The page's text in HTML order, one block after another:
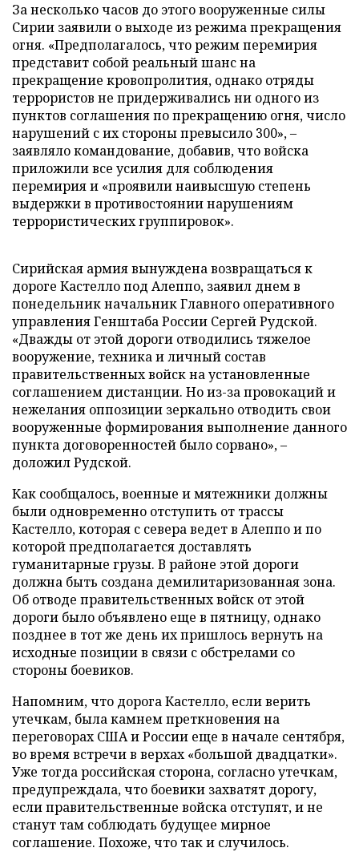
За несколько часов до этого вооруженные силы
Сирии заявили о выходе из режима прекращения
огня. «Предполагалось, что режим перемирия
представит собой реальный шанс на
прекращение кровопролития, однако отряды
террористов не придерживались ни одного из
пунктов соглашения по прекращению огня, число
нарушений с их стороны превысило 300», –
заявляло командование, добавив, что войска
приложили все усилия для соблюдения
перемирия и «проявили наивысшую степень
выдержки в противостоянии нарушениям
террористических группировок».
Сирийская армия вынуждена возвращаться к
дороге Кастелло под Алеппо, заявил днем в
понедельник начальник Главного оперативного
управления Генштаба России Сергей Рудской.
«Дважды от этой дороги отводились тяжелое
вооружение, техника и личный состав
правительственных войск на установленные
соглашением дистанции. Но из-за провокаций и
нежелания оппозиции зеркально отводить свои
вооруженные формирования выполнение данного
пункта договоренностей было сорвано», –
доложил Рудской.
Как сообщалось, военные и мятежники должны
были одновременно отступить от трассы
Кастелло, которая с севера ведет в Алеппо и по
которой предполагается доставлять
гуманитарные грузы. В районе этой дороги
должна быть создана демилитаризованная зона.
Об отводе правительственных войск от этой
дороги было объявлено еще в пятницу, однако
позднее в тот же день их пришлось вернуть на
исходные позиции в связи с обстрелами со
стороны боевиков.
Напомним, что дорога Кастелло, если верить
утечкам, была камнем преткновения на
переговорах США и России еще в начале сентября,
во время встречи в верхах «большой двадцатки».
Уже тогда российская сторона, согласно утечкам,
предупреждала, что боевики захватят дорогу,
если правительственные войска отступят, и не
станут там соблюдать будущее мирное
соглашение. Похоже, что так и случилось.